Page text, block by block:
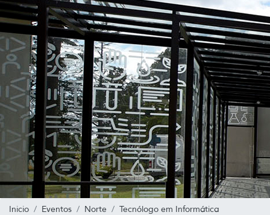
Inicio Eventos Norte Tecnólogo em Informática